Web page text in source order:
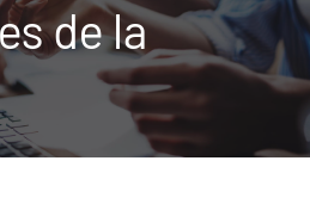
de la